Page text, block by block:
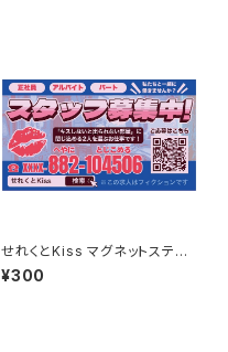
せれくとKiss マグネットステッ
カー
¥300